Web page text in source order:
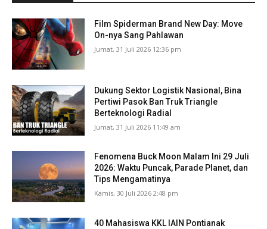
Film Spiderman Brand New Day: Move
On-nya Sang Pahlawan
Jumat, 31 Juli 2026 12:36 pm
Dukung Sektor Logistik Nasional, Bina
Pertiwi Pasok Ban Truk Triangle
Berteknologi Radial
Jumat, 31 Juli 2026 11:49 am
Fenomena Buck Moon Malam Ini 29 Juli
2026: Waktu Puncak, Parade Planet, dan
Tips Mengamatinya
Kamis, 30 Juli 2026 2:48 pm
40 Mahasiswa KKL IAIN Pontianak